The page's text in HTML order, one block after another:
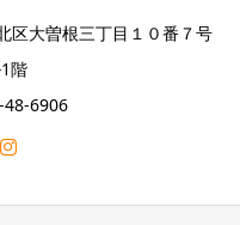
区大曽根三丁目１０番７号
階
48-6906